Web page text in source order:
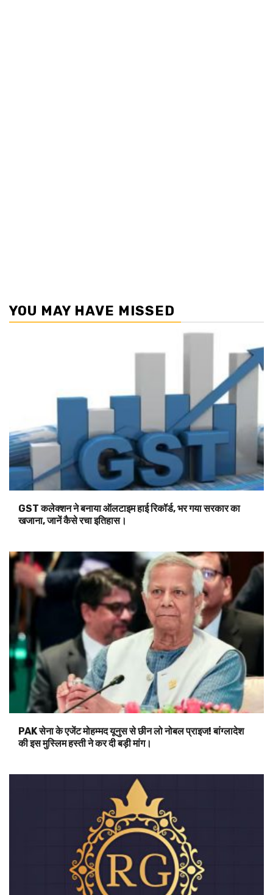
YOU MAY HAVE MISSED
GST कलेक्शन ने बनाया ऑलटाइम हाई रिकॉर्ड, भर गया सरकार का
खजाना, जानें कैसे रचा इतिहास।
PAK सेना के एजेंट मोहम्मद यूनुस से छीन लो नोबल प्राइज! बांग्लादेश
की इस मुस्लिम हस्ती ने कर दी बड़ी मांग।